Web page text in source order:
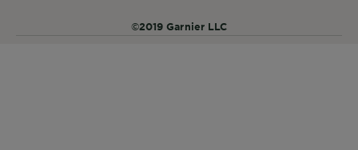
©2019 Garnier LLC